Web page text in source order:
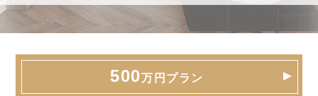
500万円プラン